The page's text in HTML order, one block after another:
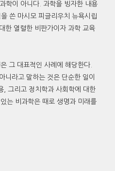
학이 아니다. 과학을 빙자한 내용
쓴 마시모 피글리우치 뉴욕시립
한 열렬한 비판가이자 과학 교육
그 대표적인 사례에 해당한다.
니라고 말하는 것은 단순한 일이
, 그리고 정치학과 사회학에 대한
는 비과학은 때로 생명과 미래를